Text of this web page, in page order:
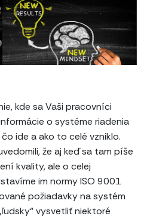
kde sa Vaši pracovníci
o systéme riadenia
ide a ako to celé vzniklo.
že aj keď sa tam píše
kvality, ale o celej
im normy ISO 9001
požiadavky na systém
vysvetliť niektoré